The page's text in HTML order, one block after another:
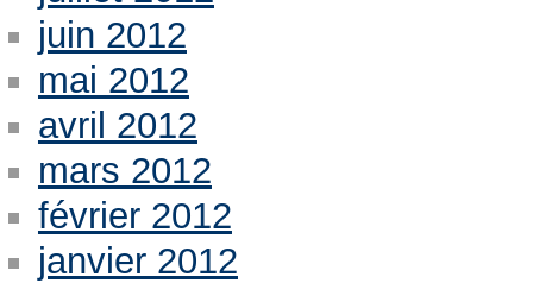
juin 2012
mai 2012
avril 2012
mars 2012
février 2012
janvier 2012